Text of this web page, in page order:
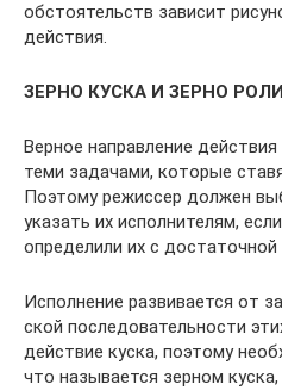
обстоятельств зависит
действия.
ЗЕРНО КУСКА И ЗЕРНО РОЛИ
Верное направление
теми задачами, которые
Поэто­му режиссер должен
указать их исполнителям,
определили их с
Исполнение развивается от
ской последовательности
дей­ствие куска, поэтому
что назы­вается зерном